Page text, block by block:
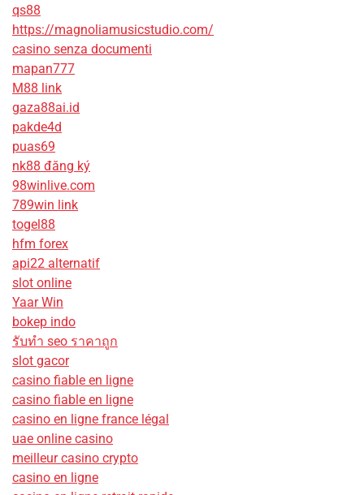
qs88
https://magnoliamusicstudio.com/
casino senza documenti
mapan777
M88 link
gaza88ai.id
pakde4d
puas69
nk88 đăng ký
98winlive.com
789win link
togel88
hfm forex
api22 alternatif
slot online
Yaar Win
bokep indo
รับทํา seo ราคาถูก
slot gacor
casino fiable en ligne
casino fiable en ligne
casino en ligne france légal
uae online casino
meilleur casino crypto
casino en ligne